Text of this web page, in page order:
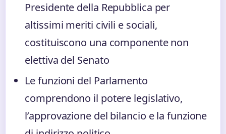
Presidente della Repubblica per
altissimi meriti civili e sociali,
costituiscono una componente non
elettiva del Senato
Le funzioni del Parlamento
comprendono il potere legislativo,
l’approvazione del bilancio e la funzione